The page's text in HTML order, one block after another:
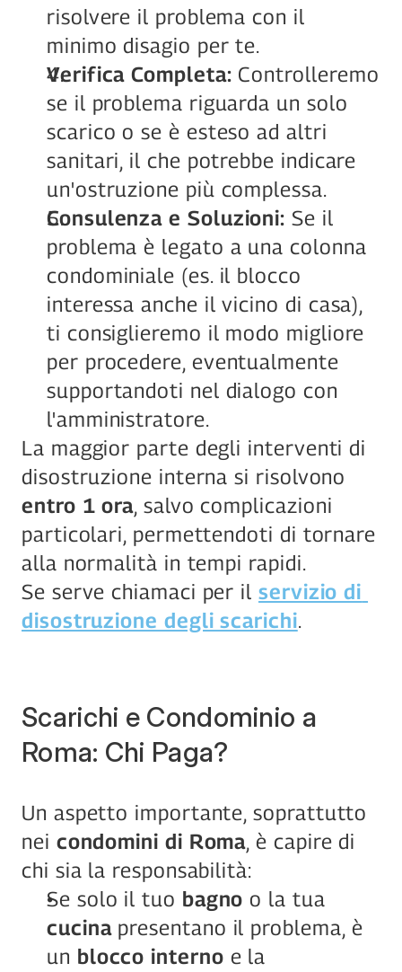
risolvere il problema con il
minimo disagio per te.
Verifica Completa: Controlleremo
se il problema riguarda un solo
scarico o se è esteso ad altri
sanitari, il che potrebbe indicare
un'ostruzione più complessa.
Consulenza e Soluzioni: Se il
problema è legato a una colonna
condominiale (es. il blocco
interessa anche il vicino di casa),
ti consiglieremo il modo migliore
per procedere, eventualmente
supportandoti nel dialogo con
l'amministratore.
La maggior parte degli interventi di
entro 1 ora, salvo complicazioni
particolari, permettendoti di tornare
alla normalità in tempi rapidi.
Se serve chiamaci per il servizio di
disostruzione degli scarichi.
Scarichi e Condominio a
Roma: Chi Paga?
Un aspetto importante, soprattutto
nei condomini di Roma, è capire di
chi sia la responsabilità:
Se solo il tuo bagno
cucina presentano il problema, è
un blocco interno e la